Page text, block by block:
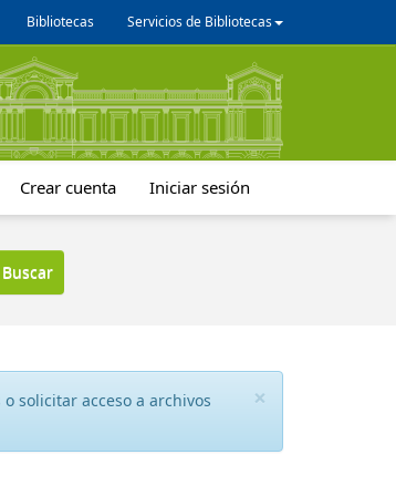
Bibliotecas Servicios de Bibliotecas
Crear cuenta Iniciar sesión
×
solicitar acceso a archivos